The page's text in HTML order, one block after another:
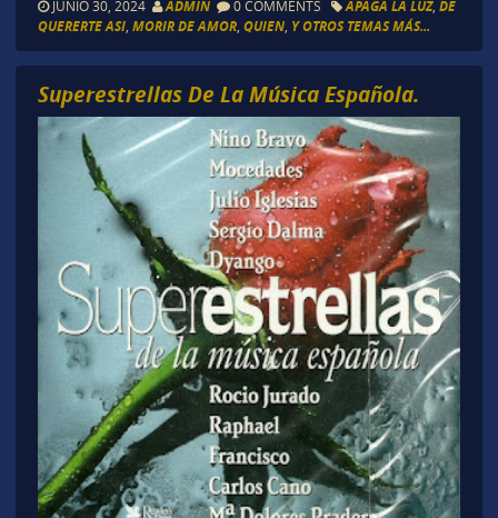
JUNIO 30, 2024 ADMIN 0 COMMENTS APAGA LA LUZ, DE
QUERERTE ASI, MORIR DE AMOR, QUIEN, Y OTROS TEMAS MÁS...
Superestrellas De La Música Española.